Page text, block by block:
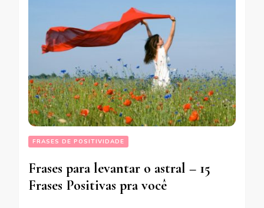
FRASES DE POSITIVIDADE
Frases para levantar o astral – 15
Frases Positivas pra você